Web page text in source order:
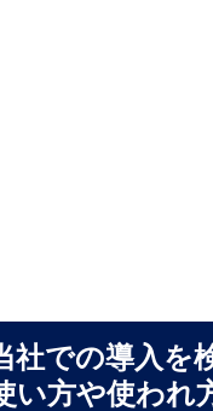
社での導入
い方や使われ